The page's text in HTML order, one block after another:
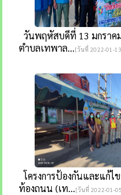
วันพฤหัสบดีที่ 13 มกราค
ตำบลเทพาล...[วันที่ 2022-01-
โครงการป้องกันและแก้ไ
ท้องถนน (เท...[วันที่ 2022-01-